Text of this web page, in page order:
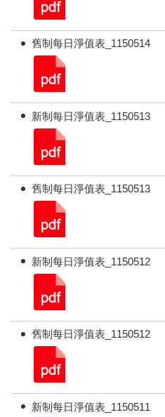
舊制每日淨值表_1150514
新制每日淨值表_1150513
舊制每日淨值表_1150513
新制每日淨值表_1150512
舊制每日淨值表_1150512
新制每日淨值表_1150511